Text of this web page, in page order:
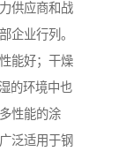
供应商和战
企业行列。
能好；干燥
的环境中也
性能的涂
泛适用于钢